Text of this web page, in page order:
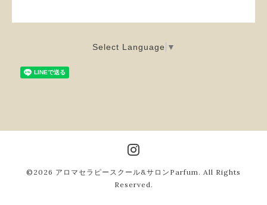
Select Language ▼
©2026 アロマセラピースクール&サロンParfum . All Rights
Reserved.